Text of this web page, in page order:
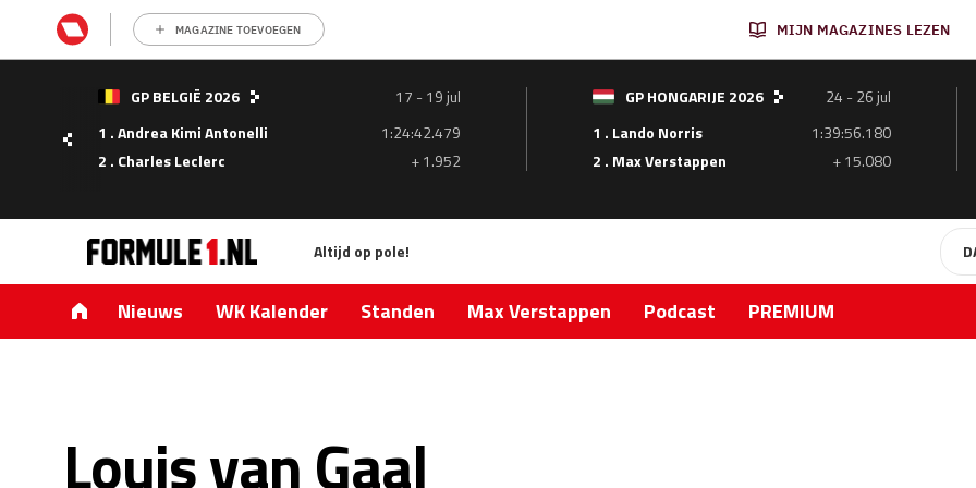
MAGAZINE TOEVOEGEN MIJN MAGAZINES LEZEN
GP BELGIË 2026
17 - 19 jul
1 . Andrea Kimi Antonelli
1:24:42.479
2 . Charles Leclerc
+ 1.952
GP HONGARIJE 2026
24 - 26 jul
1 . Lando Norris
1:39:56.180
2 . Max Verstappen
+ 15.080
Altijd op pole!
Nieuws WK Kalender Standen Max Verstappen Podcast PREMIUM
Louis van Gaal